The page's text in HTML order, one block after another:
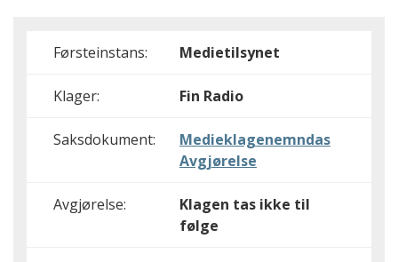
Førsteinstans: Medietilsynet
Klager: Fin Radio
Saksdokument:
Medieklagenemndas
Avgjørelse
Avgjørelse:
Klagen tas ikke til
følge